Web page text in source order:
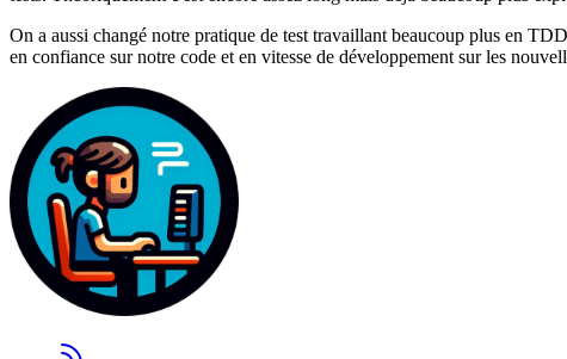
On a aussi changé notre pratique de test travaillant beaucoup plus en
en confiance sur notre code et en vitesse de développement sur les